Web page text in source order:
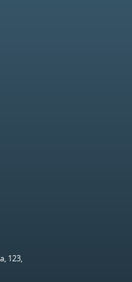
123,